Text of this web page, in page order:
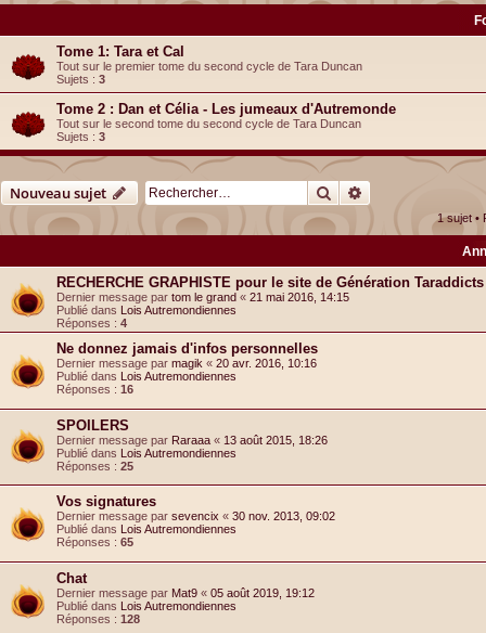
Tome 1: Tara et Cal
Tout sur le premier tome du second cycle de Tara Duncan
Sujets : 3
Tome 2 : Dan et Célia - Les jumeaux d'Autremonde
Tout sur le second tome du second cycle de Tara Duncan
Sujets : 3
Nouveau sujet RechercherRecherche
1 sujet •
RECHERCHE GRAPHISTE pour le site de Génération Taraddicts
Dernier message par tom le grand « 21 mai 2016, 14:15
Publié dans Lois Autremondiennes
Réponses : 4
Ne donnez jamais d'infos personnelles
Dernier message par magik « 20 avr. 2016, 10:16
Publié dans Lois Autremondiennes
Réponses : 16
SPOILERS
Dernier message par Raraaa « 13 août 2015, 18:26
Publié dans Lois Autremondiennes
Réponses : 25
Vos signatures
Dernier message par sevencix « 30 nov. 2013, 09:02
Publié dans
Lois Autremondiennes
Réponses : 65
Chat
Dernier message par Mat9 « 05 août 2019, 19:12
Publié dans Lois Autremondiennes
Réponses : 128